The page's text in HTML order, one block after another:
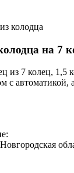
на 7
из 7 колец, 1,5
с автоматикой,